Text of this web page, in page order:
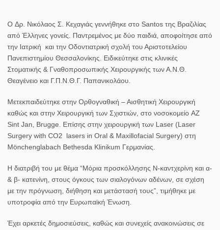
Ο Δρ. Νικόλαος Σ. Κεχαγιάς γεννήθηκε στο Santos της Βραζιλίας
από Έλληνες γονείς. Παντρεμένος με δύο παιδιά, αποφοίτησε από
την Ιατρική και την Οδοντιατρική σχολή του Αριστοτελείου
Πανεπιστημίου Θεσσαλονίκης. Ειδικεύτηκε στις κλινικές
Στοματικής & Γναθοπροσωπικής Χειρουργικής των Α.Ν.Θ.
Θεαγένειο και Γ.Π.Ν.Θ.Γ. Παπανικολάου.
Μετεκπαιδεύτηκε στην Ορθογναθική – Αισθητική Χειρουργική
καθώς και στην Χειρουργική των Σχιστιών, στο νοσοκομείο AZ
Sint Jan, Brugge. Επίσης στην χειρουργική των Laser (Laser
Surgery with CO2 lasers in Oral & Maxillofacial Surgery) στη
Mönchenglabach Bethesda Klinikum Γερμανίας.
Η διατριβή του με θέμα “Μόρια προσκόλλησης Ν-καντχερίνη και α-
& β- κατενίνη, στους όγκους των σιαλογόνων αδένων, σε σχέση
με την πρόγνωση, διήθηση και μετάστασή τους”, τιμήθηκε με
υποτροφία από την Ευρωπαϊκή Ένωση.
Έχει αρκετές δημοσιεύσεις, καθώς και συνεχείς ανακοινώσεις σε